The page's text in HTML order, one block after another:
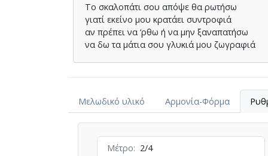
Το σκαλοπάτι σου απόψε θα ρωτήσω
γιατί εκείνο μου κρατάει συντροφιά
αν πρέπει να ‘ρθω ή να μην ξαναπατήσω
να δω τα μάτια σου γλυκιά μου ζωγραφιά
Μελωδικό υλικό Αρμονία-Φόρμα
Μέτρο 2/4